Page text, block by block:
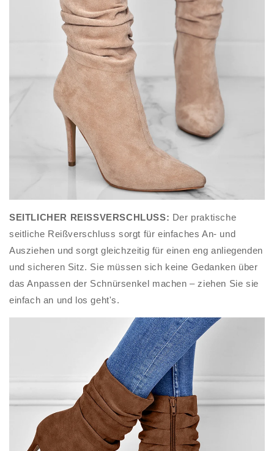
SEITLICHER REISSVERSCHLUSS: Der praktische
seitliche Reißverschluss sorgt für einfaches An- und
Ausziehen und sorgt gleichzeitig für einen eng anliegenden
und sicheren Sitz. Sie müssen sich keine Gedanken über
das Anpassen der Schnürsenkel machen – ziehen Sie sie
einfach an und los geht's.